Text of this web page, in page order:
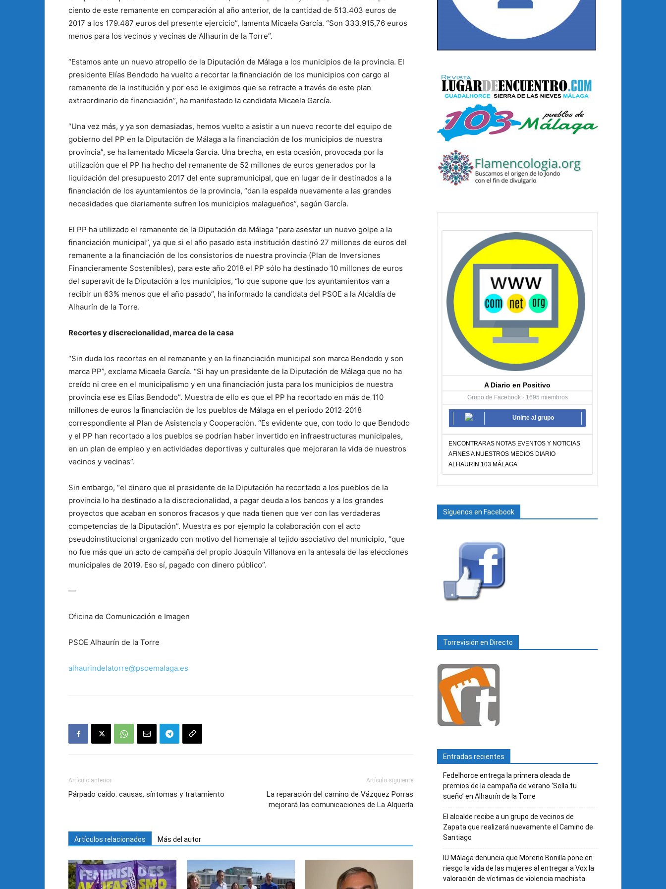
ciento de este remanente en comparación al año anterior, de la cantidad de 513.403 euros de
2017 a los 179.487 euros del presente ejercicio”, lamenta Micaela García. “Son 333.915,76 euros
menos para los vecinos y vecinas de Alhaurín de la Torre”.
“Estamos ante un nuevo atropello de la Diputación de Málaga a los municipios de la provincia. El
presidente Elías Bendodo ha vuelto a recortar la financiación de los municipios con cargo al
remanente de la institución y por eso le exigimos que se retracte a través de este plan
extraordinario de financiación”, ha manifestado la candidata Micaela García.
“Una vez más, y ya son demasiadas, hemos vuelto a asistir a un nuevo recorte del equipo de
gobierno del PP en la Diputación de Málaga a la financiación de los municipios de nuestra
provincia”, se ha lamentado Micaela García. Una brecha, en esta ocasión, provocada por la
utilización que el PP ha hecho del remanente de 52 millones de euros generados por la
liquidación del presupuesto 2017 del ente supramunicipal, que en lugar de ir destinados a la
financiación de los ayuntamientos de la provincia, “dan la espalda nuevamente a las grandes
necesidades que diariamente sufren los municipios malagueños”, según García.
El PP ha utilizado el remanente de la Diputación de Málaga “para asestar un nuevo golpe a la
financiación municipal”, ya que si el año pasado esta institución destinó 27 millones de euros del
remanente a la financiación de los consistorios de nuestra provincia (Plan de Inversiones
Financieramente Sostenibles), para este año 2018 el PP sólo ha destinado 10 millones de euros
del superavit de la Diputación a los municipios, “lo que supone que los ayuntamientos van a
recibir un 63% menos que el año pasado”, ha informado la candidata del PSOE a la Alcaldía de
Alhaurín de la Torre.
Recortes y discrecionalidad, marca de la casa
“Sin duda los recortes en el remanente y en la financiación municipal son marca Bendodo y son
marca PP”, exclama Micaela García. “Si hay un presidente de la Diputación de Málaga que no ha
creído ni cree en el municipalismo y en una financiación justa para los municipios de nuestra
provincia ese es Elías Bendodo”. Muestra de ello es que el PP ha recortado en más de 110
millones de euros la financiación de los pueblos de Málaga en el periodo 2012-2018
correspondiente al Plan de Asistencia y Cooperación. “Es evidente que, con todo lo que Bendodo
y el PP han recortado a los pueblos se podrían haber invertido en infraestructuras municipales,
en un plan de empleo y en actividades deportivas y culturales que mejoraran la vida de nuestros
vecinos y vecinas”.
Sin embargo, “el dinero que el presidente de la Diputación ha recortado a los pueblos de la
provincia lo ha destinado a la discrecionalidad, a pagar deuda a los bancos y a los grandes
proyectos que acaban en sonoros fracasos y que nada tienen que ver con las verdaderas
competencias de la Diputación”. Muestra es por ejemplo la colaboración con el acto
pseudoinstitucional organizado con motivo del homenaje al tejido asociativo del municipio, “que
no fue más que un acto de campaña del propio Joaquín Villanova en la antesala de las elecciones
municipales de 2019. Eso sí, pagado con dinero público”.
—
Oficina de Comunicación e Imagen
PSOE Alhaurín de la Torre
alhaurindelatorre@psoemalaga.es
Artículo anterior
Párpado caído: causas, síntomas y tratamiento
Artículo siguiente
La reparación del camino de Vázquez Porras
mejorará las comunicaciones de La Alquería
Artículos relacionados Más del autor
A Diario en Positivo
Grupo de Facebook · 1695 miembros
Unirte al grupo
ENCONTRARAS NOTAS EVENTOS Y NOTICIAS
AFINES A NUESTROS MEDIOS DIARIO
ALHAURIN 103 MÁLAGA
Síguenos en Facebook
Torrevisión en Directo
Entradas recientes
Fedelhorce entrega la primera oleada de
premios de la campaña de verano ‘Sella tu
sueño’ en Alhaurín de la Torre
El alcalde recibe a un grupo de vecinos de
Zapata que realizará nuevamente el Camino de
Santiago
IU Málaga denuncia que Moreno Bonilla pone en
riesgo la vida de las mujeres al entregar a Vox la
valoración de víctimas de violencia machista